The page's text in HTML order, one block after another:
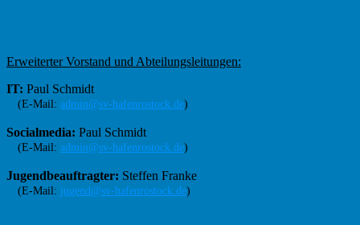
Erweiterter Vorstand und Abteilungsleitungen:
IT: Paul Schmidt
(E-Mail:admin@sv-hafenrostock.de)
Socialmedia: Paul Schmidt
(E-Mail:admin@sv-hafenrostock.de)
Jugendbeauftragter: Steffen Franke
(E-Mail: jugend@sv-hafenrostock.de)